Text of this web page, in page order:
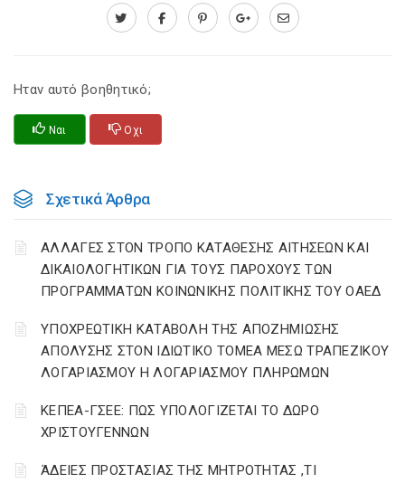
Ηταν αυτό βοηθητικό;
Ναι Οχι
Σχετικά Άρθρα
ΑΛΛΑΓΕΣ ΣΤΟΝ ΤΡΟΠΟ ΚΑΤΑΘΕΣΗΣ ΑΙΤΗΣΕΩΝ ΚΑΙ
ΔΙΚΑΙΟΛΟΓΗΤΙΚΩΝ ΓΙΑ ΤΟΥΣ ΠΑΡΟΧΟΥΣ ΤΩΝ
ΠΡΟΓΡΑΜΜΑΤΩΝ ΚΟΙΝΩΝΙΚΗΣ ΠΟΛΙΤΙΚΗΣ ΤΟΥ ΟΑΕΔ
YΠΟΧΡΕΩΤΙΚΗ ΚΑΤΑΒΟΛΗ ΤΗΣ ΑΠΟΖΗΜΙΩΣΗΣ
ΑΠΟΛΥΣΗΣ ΣΤΟΝ ΙΔΙΩΤΙΚΟ ΤΟΜΕΑ ΜΕΣΩ ΤΡΑΠΕΖΙΚΟΥ
ΛΟΓΑΡΙΑΣΜΟΥ Η ΛΟΓΑΡΙΑΣΜΟΥ ΠΛΗΡΩΜΩΝ
ΚΕΠΕΑ-ΓΣΕΕ: ΠΩΣ ΥΠΟΛΟΓΙΖΕΤΑΙ ΤΟ ΔΩΡΟ
ΧΡΙΣΤΟΥΓΕΝΝΩΝ
ΆΔΕΙΕΣ ΠΡΟΣΤΑΣΙΑΣ ΤΗΣ ΜΗΤΡΟΤΗΤΑΣ ,ΤΙ